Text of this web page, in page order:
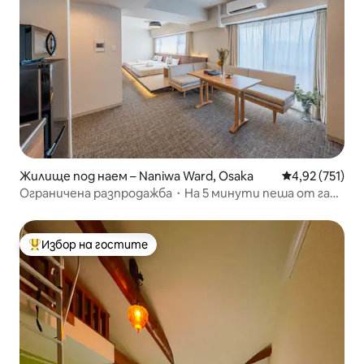
Жилище под наем – Naniwa Ward, Osaka Средна
4,92 (751)
Ограничена разпродажба・На 5 минути пеша от гара
Цутенкаку・Тенноси Джи・Шинсайбаши・
Дотънбори・USJ・Ку...
Най-популярен избор на гостите
Избор на гостите